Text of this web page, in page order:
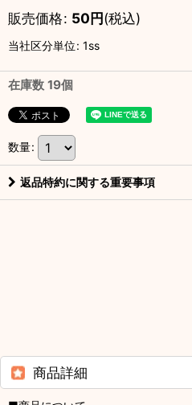
販売価格: 50円(税込)
当社区分単位: 1ss
在庫数 19個
数量:
返品特約に関する重要事項
商品詳細